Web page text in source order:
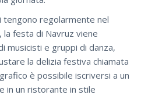
tengono regolarmente nel
la festa di Navruz viene
musicisti e gruppi di danza,
la delizia festiva chiamata
è possibile iscriversi a un
in un ristorante in stile